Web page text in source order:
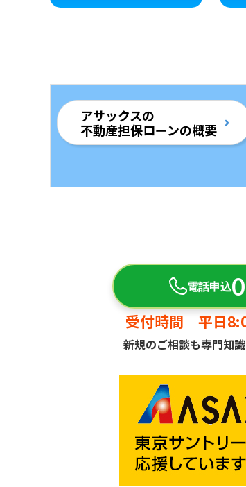
アサックスの
不動産担保ローンの概要
電話申込
受付時間 平日
新規のご相談も専門知